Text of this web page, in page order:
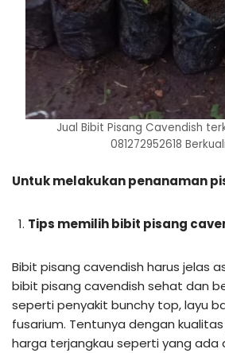
Jual Bibit Pisang Cavendish
081272952618
Untuk melakukan penanaman
Tips memilih bibit pisang
Bibit pisang cavendish harus jelas
bibit pisang cavendish sehat dan
seperti penyakit bunchy top, layu
fusarium. Tentunya dengan
harga terjangkau seperti yang ada